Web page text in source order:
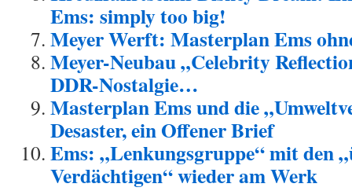
Ems: simply too big!
Meyer Werft: Masterplan Ems
Meyer-Neubau „Celebrity
DDR-Nostalgie…
Masterplan Ems und die
Desaster, ein Offener Brief
Ems: „Lenkungsgruppe“ mit den
Verdächtigen“ wieder am Werk